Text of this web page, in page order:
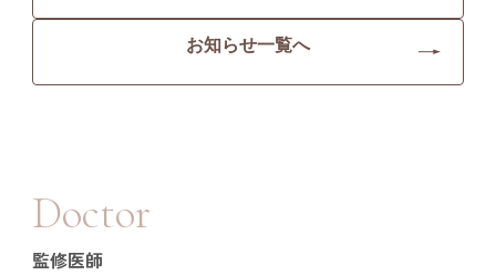
お知らせ一覧へ
Doctor
監修医師